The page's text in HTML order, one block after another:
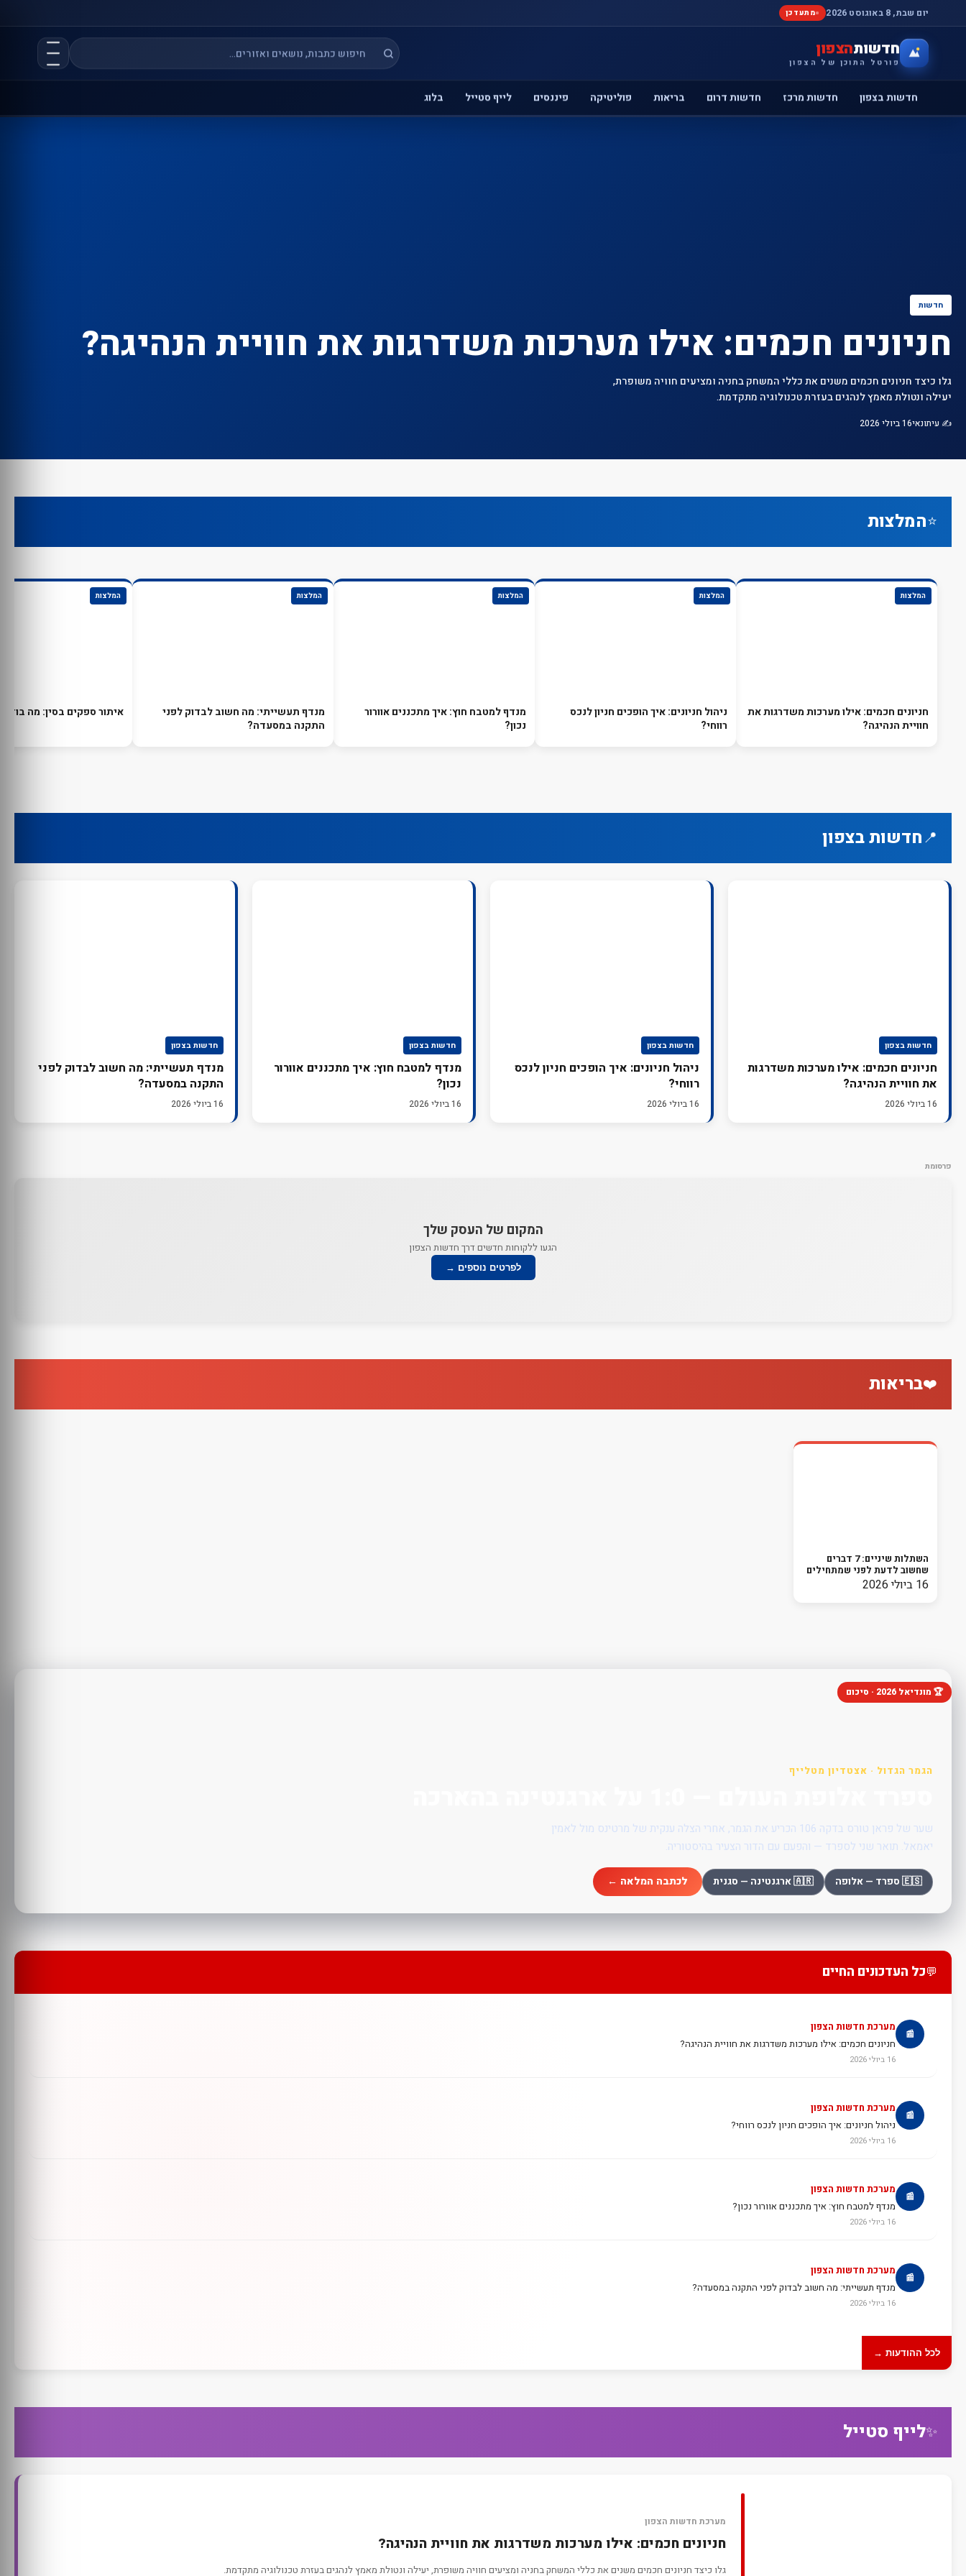
יום שבת, 8 באוגוסט 2026 מתעדכן
חדשותהצפון
פורטל התוכן של הצפון
חדשות בצפון חדשות מרכז חדשות דרום בריאות פוליטיקה פיננסים לייף סטייל בלוג
חדשות
חניונים חכמים: אילו מערכות משדרגות את חוויית הנהיגה?
גלו כיצד חניונים חכמים משנים את כללי המשחק בחניה ומציעים חוויה משופרת,
יעילה ונטולת מאמץ לנהגים בעזרת טכנולוגיה מתקדמת.
✍️ עיתונאי16 ביולי 2026
⭐המלצות
המלצות
חניונים חכמים: אילו מערכות משדרגות את
חוויית הנהיגה?
המלצות
ניהול חניונים: איך הופכים חניון לנכס
רווחי?
המלצות
מנדף למטבח חוץ: איך מתכננים אוורור
נכון?
המלצות
מנדף תעשייתי: מה חשוב לבדוק לפני
התקנה במסעדה?
המלצות
איתור ספקים בסין: מה
📍חדשות בצפון
חדשות בצפון
חניונים חכמים: אילו מערכות משדרגות
את חוויית הנהיגה?
16 ביולי 2026
חדשות בצפון
ניהול חניונים: איך הופכים חניון לנכס
רווחי?
16 ביולי 2026
חדשות בצפון
מנדף למטבח חוץ: איך מתכננים אוורור
נכון?
16 ביולי 2026
חדשות בצפון
מנדף תעשייתי: מה חשוב לבדוק לפני
התקנה במסעדה?
16 ביולי 2026
פרסומת
המקום של העסק שלך
הגעו ללקוחות חדשים דרך חדשות הצפון
לפרטים נוספים →
❤️בריאות
השתלות שיניים: 7 דברים
שחשוב לדעת לפני שמתחילים
בתהליך
16 ביולי 2026
🏆 מונדיאל 2026 · סיכום
הגמר הגדול · אצטדיון מטלייף
שער של פראן טורס בדקה 106 הכריע את הגמר, אחרי הצלה ענקית של מרטינס מול לאמין
יאמאל. תואר שני לספרד — והפעם עם הדור הצעיר בהיסטוריה.
🇪🇸 ספרד — אלופה 🇦🇷 ארגנטינה — סגנית לכתבה המלאה ←
💬כל העדכונים החיים
📰
מערכת חדשות הצפון
חניונים חכמים: אילו מערכות משדרגות את חוויית הנהיגה?
16 ביולי 2026
📰
מערכת חדשות הצפון
ניהול חניונים: איך הופכים חניון לנכס רווחי?
16 ביולי 2026
📰
מערכת חדשות הצפון
מנדף למטבח חוץ: איך מתכננים אוורור נכון?
16 ביולי 2026
📰
מערכת חדשות הצפון
מנדף תעשייתי: מה חשוב לבדוק לפני התקנה במסעדה?
16 ביולי 2026
לכל ההודעות →
✨לייף סטייל
מערכת חדשות הצפון
חניונים חכמים: אילו מערכות משדרגות את חוויית הנהיגה?
גלו כיצד חניונים חכמים משנים את כללי המשחק בחניה ומציעים חוויה משופרת, יעילה ונטולת מאמץ לנהגים בעזרת טכנולוגיה מתקדמת.